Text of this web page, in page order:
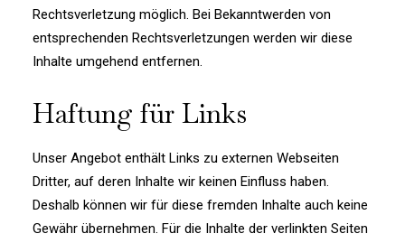
Rechtsverletzung möglich. Bei Bekanntwerden von
entsprechenden Rechtsverletzungen werden wir diese
Inhalte umgehend entfernen.
Haftung für Links
Unser Angebot enthält Links zu externen Webseiten
Dritter, auf deren Inhalte wir keinen Einfluss haben.
Deshalb können wir für diese fremden Inhalte auch keine
Gewähr übernehmen. Für die Inhalte der verlinkten Seiten